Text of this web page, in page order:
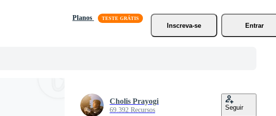
Planos
Inscreva-se
Entrar
Cholis Prayogi
69.392 Recursos Seguir